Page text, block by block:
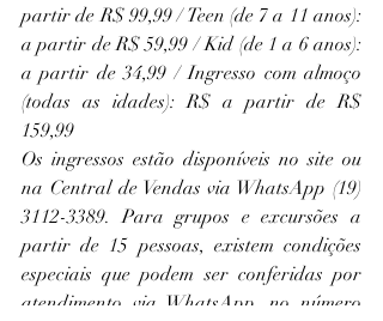
partir de R$ 99,99 / Teen (de 7 a 11 anos):
a partir de R$ 59,99 / Kid (de 1 a 6 anos):
a partir de 34,99 / Ingresso com almoço
(todas as idades): R$ a partir de R$
159,99
Os ingressos estão disponíveis no site ou
na Central de Vendas via WhatsApp (19)
3112-3389. Para grupos e excursões a
partir de 15 pessoas, existem condições
especiais que podem ser conferidas por
atendimento via WhatsApp, no número